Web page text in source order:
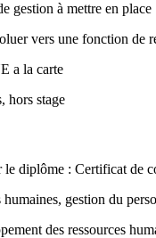
gestion à mettre en place
vers une fonction de
a la carte
hors stage
diplôme : Certificat de
gestion du
des ressources